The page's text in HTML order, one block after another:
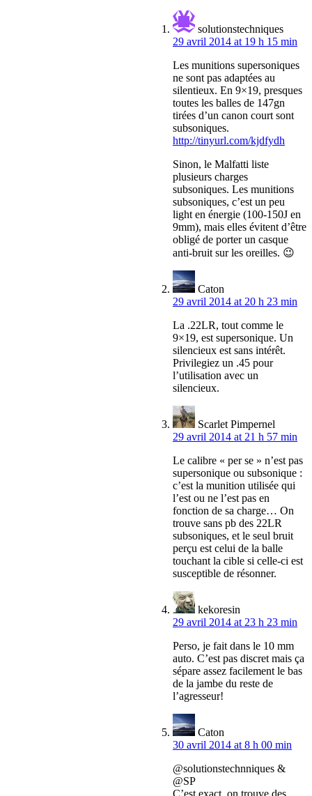
solutionstechniques
29 avril 2014 at 19 h 15 min
Les munitions supersoniques
ne sont pas adaptées au
silentieux. En 9×19, presques
toutes les balles de 147gn
tirées d’un canon court sont
subsoniques.
http://tinyurl.com/kjdfydh
Sinon, le Malfatti liste
plusieurs charges
subsoniques. Les munitions
subsoniques, c’est un peu
light en énergie (100-150J en
9mm), mais elles évitent d’être
obligé de porter un casque
anti-bruit sur les oreilles. 😉
Caton
29 avril 2014 at 20 h 23 min
La .22LR, tout comme le
9×19, est supersonique. Un
silencieux est sans intérêt.
Privilegiez un .45 pour
l’utilisation avec un
silencieux.
Scarlet Pimpernel
29 avril 2014 at 21 h 57 min
Le calibre « per se » n’est pas
supersonique ou subsonique :
c’est la munition utilisée qui
l’est ou ne l’est pas en
fonction de sa charge… On
trouve sans pb des 22LR
subsoniques, et le seul bruit
perçu est celui de la balle
touchant la cible si celle-ci est
susceptible de résonner.
kekoresin
29 avril 2014 at 23 h 23 min
Perso, je fait dans le 10 mm
auto. C’est pas discret mais ça
sépare assez facilement le bas
de la jambe du reste de
l’agresseur!
Caton
30 avril 2014 at 8 h 00 min
@solutionstechnniques &
@SP